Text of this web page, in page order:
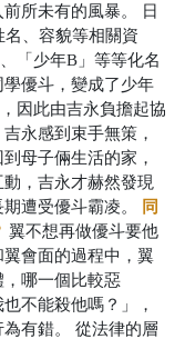
所未有的風暴。
日
、容貌等相關資
、「少年B 」等等化名
優斗，變成了少年
因此由吉永負擔起協
永感到束手無策，
母子倆生活的家，
，吉永才赫然發現
遭受優斗霸凌。
同
翼不想再做優斗要他
會面的過程中，翼
哪一個比較惡
不能殺他嗎？」，
有錯。
從法律的層